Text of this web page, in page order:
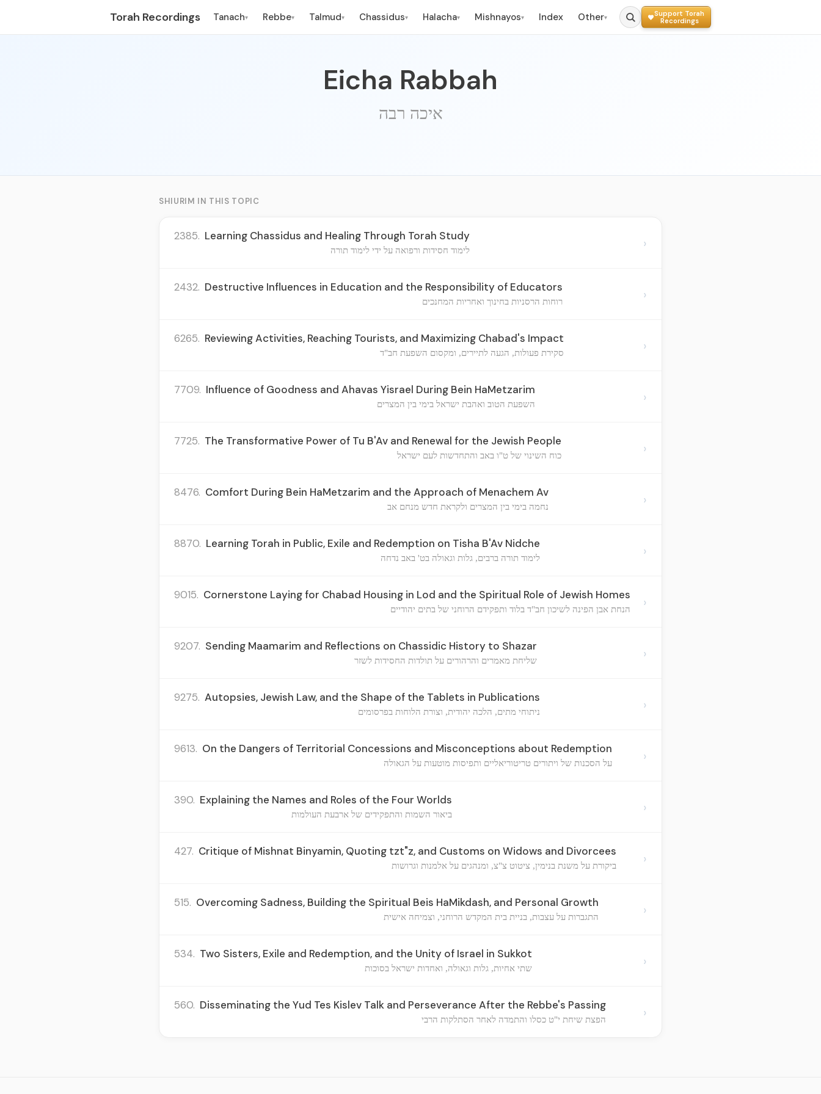
Torah Recordings Tanach▾ Rebbe▾ Talmud▾ Chassidus▾ Halacha▾ Mishnayos▾ Index Other▾
Support Torah
Recordings
Eicha Rabbah
איכה רבה
SHIURIM IN THIS TOPIC
2385. Learning Chassidus and Healing Through Torah Study
לימוד חסידות ורפואה על ידי לימוד תורה ›
2432. Destructive Influences in Education and the Responsibility of Educators
רוחות הרסניות בחינוך ואחריות המחנכים ›
6265. Reviewing Activities, Reaching Tourists, and Maximizing Chabad's Impact
סקירת פעולות, הגעה לתיירים, ומקסום השפעת חב"ד ›
7709. Influence of Goodness and Ahavas Yisrael During Bein HaMetzarim
השפעת הטוב ואהבת ישראל בימי בין המצרים ›
7725. The Transformative Power of Tu B'Av and Renewal for the Jewish People
כוח השינוי של ט"ו באב והתחדשות לעם ישראל ›
8476. Comfort During Bein HaMetzarim and the Approach of Menachem Av
נחמה בימי בין המצרים ולקראת חדש מנחם אב ›
8870. Learning Torah in Public, Exile and Redemption on Tisha B'Av Nidche
לימוד תורה ברבים, גלות וגאולה בט' באב נדחה ›
9015. Cornerstone Laying for Chabad Housing in Lod and the Spiritual Role of Jewish Homes
הנחת אבן הפינה לשיכון חב"ד בלוד ותפקידם הרוחני של בתים יהודיים ›
9207. Sending Maamarim and Reflections on Chassidic History to Shazar
שליחת מאמרים והרהורים על תולדות החסידות לשזר ›
9275. Autopsies, Jewish Law, and the Shape of the Tablets in Publications
ניתוחי מתים, הלכה יהודית, וצורת הלוחות בפרסומים ›
9613. On the Dangers of Territorial Concessions and Misconceptions about Redemption
על הסכנות של ויתורים טריטוריאליים ותפיסות מוטעות על הגאולה ›
390. Explaining the Names and Roles of the Four Worlds
ביאור השמות והתפקידים של ארבעת העולמות ›
427. Critique of Mishnat Binyamin, Quoting tzt"z, and Customs on Widows and Divorcees
ביקורת על משנת בנימין, ציטוט צ"צ, ומנהגים על אלמנות וגרושות ›
515. Overcoming Sadness, Building the Spiritual Beis HaMikdash, and Personal Growth
התגברות על עצבות, בניית בית המקדש הרוחני, וצמיחה אישית ›
534. Two Sisters, Exile and Redemption, and the Unity of Israel in Sukkot
שתי אחיות, גלות וגאולה, ואחדות ישראל בסוכות ›
560. Disseminating the Yud Tes Kislev Talk and Perseverance After the Rebbe's Passing
הפצת שיחת י"ט כסלו והתמדה לאחר הסתלקות הרבי ›